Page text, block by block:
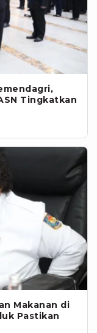
Tingkatkan
Makanan di
Pastikan